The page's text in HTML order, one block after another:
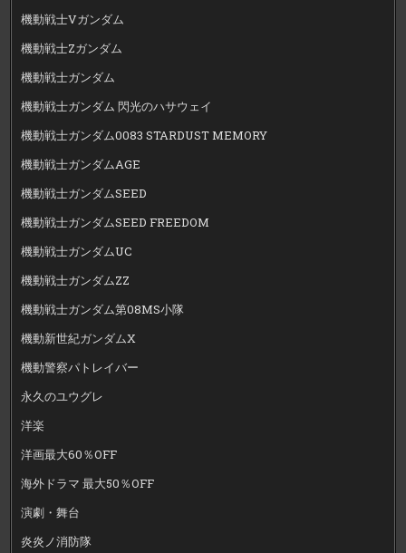
機動戦士Vガンダム
機動戦士Zガンダム
機動戦士ガンダム
機動戦士ガンダム 閃光のハサウェイ
機動戦士ガンダム0083 STARDUST MEMORY
機動戦士ガンダムAGE
機動戦士ガンダムSEED
機動戦士ガンダムSEED FREEDOM
機動戦士ガンダムUC
機動戦士ガンダムZZ
機動戦士ガンダム第08MS小隊
機動新世紀ガンダムX
機動警察パトレイバー
永久のユウグレ
洋楽
洋画最大60％OFF
海外ドラマ 最大50％OFF
演劇・舞台
炎炎ノ消防隊